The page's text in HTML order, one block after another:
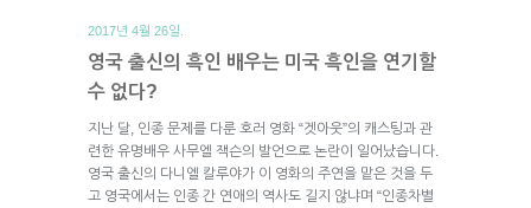
2017년 4월 26일.
영국 출신의 흑인 배우는 미국 흑인을 연기할
수 없다?
지난 달, 인종 문제를 다룬 호러 영화 “겟아웃”의 캐스팅과 관
련한 유명배우 사무엘 잭슨의 발언으로 논란이 일어났습니다.
영국 출신의 다니엘 칼루야가 이 영화의 주연을 맡은 것을 두
고 영국에서는 인종 간 연애의 역사도 길지 않냐며 “인종차별